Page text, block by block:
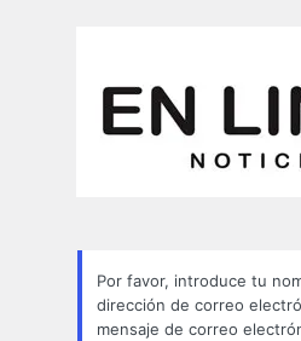
Por favor, introduce tu
dirección de correo
mensaje de correo